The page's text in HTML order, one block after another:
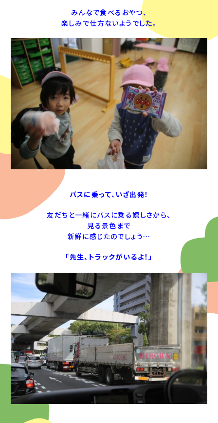
みんなで食べるおやつ、
楽しみで仕方ないようでした。
バスに乗って、いざ出発！
友だちと一緒にバスに乗る嬉しさから、
見る景色まで
新鮮に感じたのでしょう…
「先生、トラックがいるよ！」